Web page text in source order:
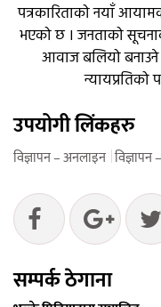
पत्रकारिताको नयाँ
भएको छ । जनताको
आवाज बलियो बनाउने
न्यायप्रतिको
उपयोगी लिंकहरु
विज्ञापन – अनलाइन विज्ञापन
सम्पर्क ठेगाना